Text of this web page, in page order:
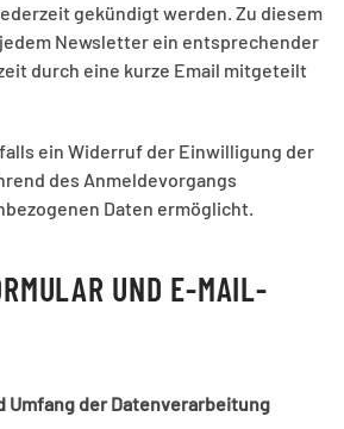
gekündigt werden. Zu diesem
Newsletter ein entsprechender
durch eine kurze Email mitgeteilt
ein Widerruf der Einwilligung der
des Anmeldevorgangs
Daten ermöglicht.
UND E-MAIL-
Umfang der Datenverarbeitung